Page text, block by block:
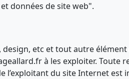
données de site web".
etc et tout autre
à les exploiter. Toute
l’exploitant du site Internet